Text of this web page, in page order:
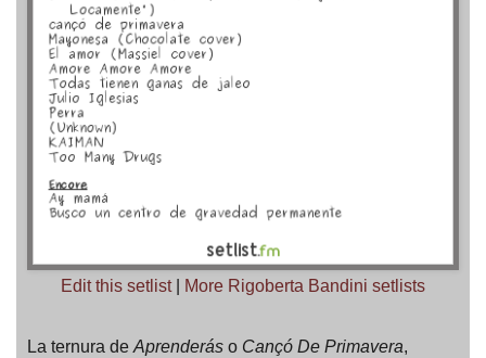
Edit this setlist| More Rigoberta Bandini setlists
La ternura de Aprenderás o Cançó De Primavera,